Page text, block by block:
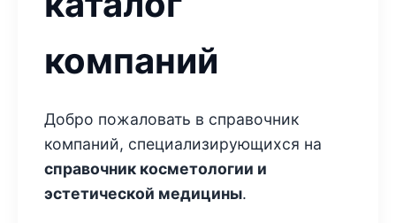
компаний
Добро пожаловать в справочник
компаний, специализирующихся на
справочник косметологии и
эстетической медицины.